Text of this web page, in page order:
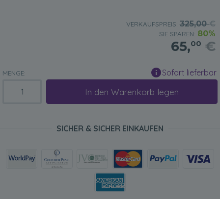
VERKAUFSPREIS: 325,00€
SIE SPAREN: 80%
65,00 €
MENGE: Sofort lieferbar
In den Warenkorb legen
SICHER & SICHER EINKAUFEN